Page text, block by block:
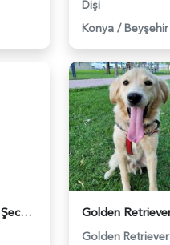
Dişi
Konya / Beyşehir
British Shorthair Şecereli Golden Oğluma Eş Arıyorum - 3821
Golden Retriever